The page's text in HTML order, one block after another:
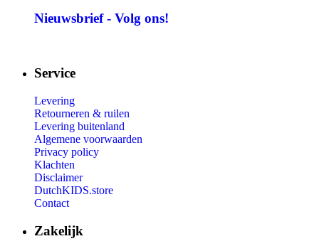
Nieuwsbrief - Volg ons!
Service
Levering
Retourneren & ruilen
Levering buitenland
Algemene voorwaarden
Privacy policy
Klachten
Disclaimer
DutchKIDS.store
Contact
Zakelijk